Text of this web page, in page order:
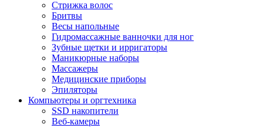
Стрижка волос
Бритвы
Весы напольные
Гидромассажные ванночки для ног
Зубные щетки и ирригаторы
Маникюрные наборы
Массажеры
Медицинские приборы
Эпиляторы
Компьютеры и оргтехника
SSD накопители
Веб-камеры